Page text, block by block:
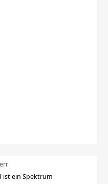
ist ein Spektrum